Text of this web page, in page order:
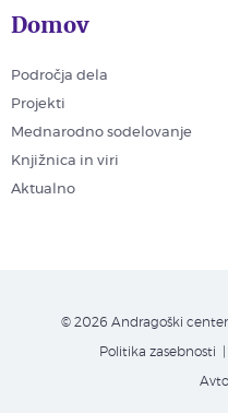
Domov
Področja dela
Projekti
Mednarodno sodelovanje
Knjižnica in viri
Aktualno
© 2026 Andragoški center
Politika zasebnosti